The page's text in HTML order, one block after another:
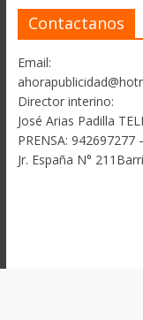
Contactanos
Email:
Director interino:
José Arias Padilla
PRENSA: 942697277
Jr. España N°